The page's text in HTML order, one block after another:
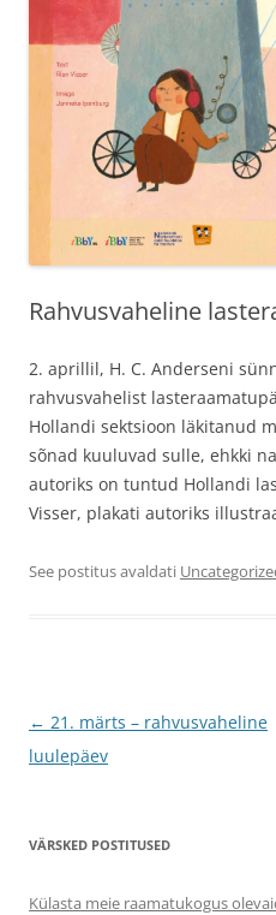
Rahvusvaheline
2. aprillil, H. C. Anderseni
rahvusvahelist
Hollandi sektsioon läkitanud
sõnad kuuluvad sulle, ehkki
autoriks on tuntud Hollandi
Visser, plakati autoriks
See postitus avaldati
Postituste
töölaud
← 21. märts – rahvusvaheline
luulepäev
VÄRSKED POSTITUSED
Külasta meie raamatukogus